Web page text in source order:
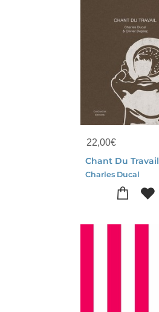
22,00€
Chant Du Travail
Charles Ducal